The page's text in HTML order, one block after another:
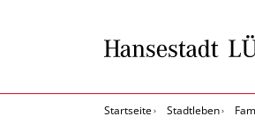
Startseite Stadtleben